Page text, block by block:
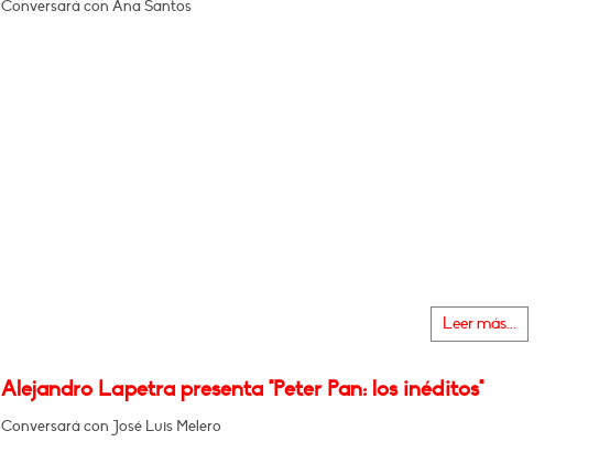
Conversará con Ana Santos
Leer más...
Alejandro Lapetra presenta "Peter Pan: los inéditos"
Conversará con José Luis Melero